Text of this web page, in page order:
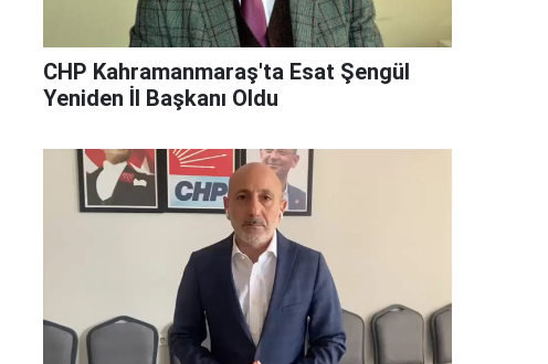
CHP Kahramanmaraş'ta Esat Şengül
Yeniden İl Başkanı Oldu